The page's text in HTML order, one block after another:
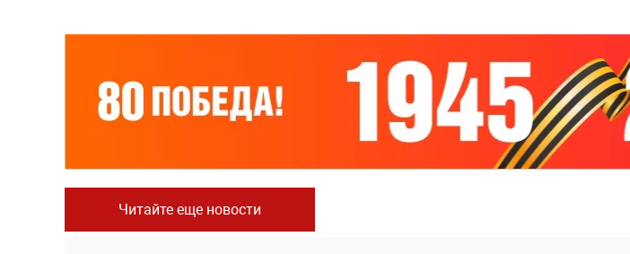
Читайте еще новости